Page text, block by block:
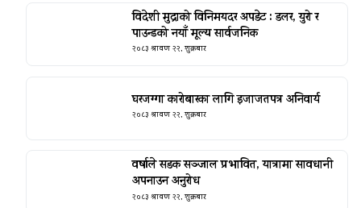
विदेशी मुद्राको विनिमयदर अपडेट : डलर, युरो र
पाउन्डको नयाँ मूल्य सार्वजनिक
२०८३ श्रावण २२, शुक्रबार
घरजग्गा कारोबारका लागि इजाजतपत्र अनिवार्य
२०८३ श्रावण २२, शुक्रबार
वर्षाले सडक सञ्जाल प्रभावित, यात्रामा सावधानी
अपनाउन अनुरोध
२०८३ श्रावण २२, शुक्रबार